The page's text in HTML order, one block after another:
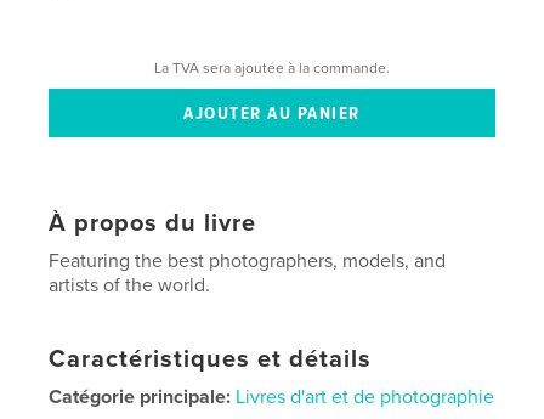
La TVA sera ajoutée à la commande.
À propos du livre
Featuring the best photographers, models, and
artists of the world.
Caractéristiques et détails
Catégorie principale: Livres d'art et de photographie